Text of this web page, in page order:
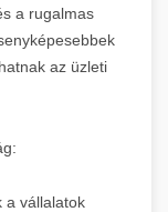
a rugalmas
az üzleti
a vállalatok